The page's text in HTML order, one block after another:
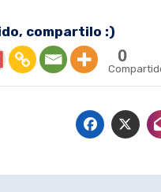
compartilo :)
0